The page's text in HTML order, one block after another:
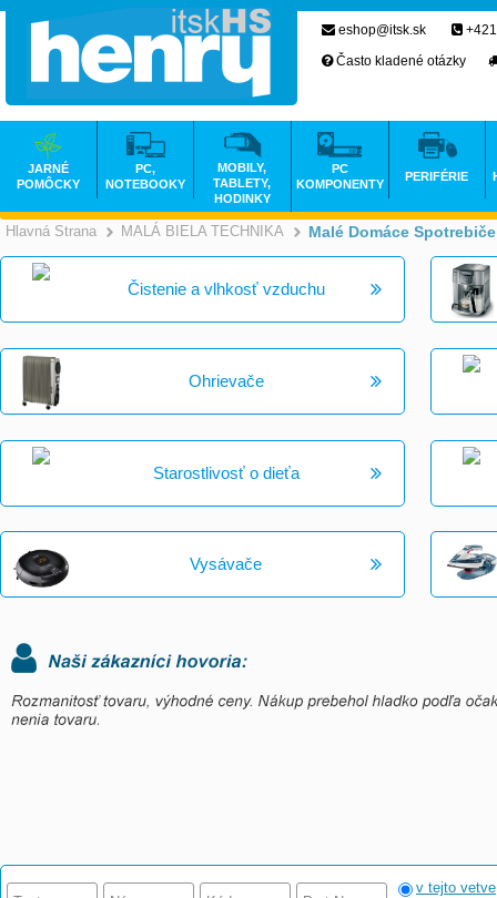
Hlavná Strana >
MALÁ BIELA TECHNIKA >
Malé Domáce Spotrebiče
Čistenie a vlhkosť vzduchu
Ohrievače
Starostlivosť o dieťa
Vysávače
v tejto vetve
eshop@itsk.sk
Často kladené otázky
JARNÉ
POMÔCKY
PC,
NOTEBOOKY
MOBILY,
TABLETY,
HODINKY
PC
KOMPONENTY
PERIFÉRIE